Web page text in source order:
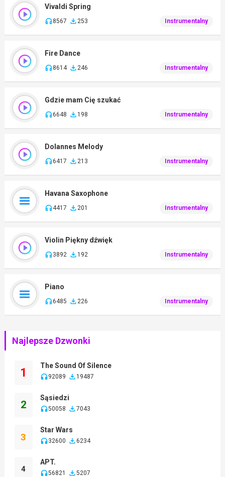
Vivaldi Spring
8567 253 Instrumentalny
Fire Dance
8614 246 Instrumentalny
Gdzie mam Cię szukać
6648 198 Instrumentalny
Dolannes Melody
6417 213 Instrumentalny
Havana Saxophone
4417 201 Instrumentalny
Violin Piękny dźwięk
3892 192 Instrumentalny
Piano
6485 226 Instrumentalny
Najlepsze Dzwonki
1
The Sound Of Silence
92089 19487
2
Sąsiedzi
50058 7043
3
Star Wars
32600 6234
4
APT.
56821 5207